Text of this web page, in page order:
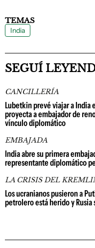
TEMAS
India
SEGUÍ
CANCILLERÍA
Lubetkin prevé viajar a India
proyecta a embajador de
vínculo diplomático
EMBAJADA
India abre su primera
representante diplomático
LA CRISIS DEL
Los ucranianos pusieron a
petrolero está herido y